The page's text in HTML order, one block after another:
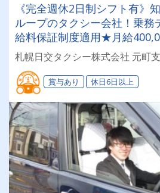
《完全週休2日制シフト有》
ループのタクシー会社！乗務
給料保証制度適用★月給
入社祝い金も支給！未経験者
札幌日交タクシー株式会社 元町
賞与あり 休日6日以上